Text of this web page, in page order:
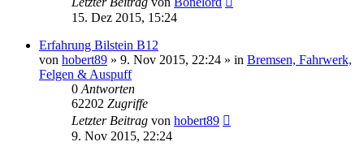
15. Dez 2015, 15:24
Erfahrung Bilstein B12
von hobert89 » 9. Nov 2015, 22:24 » in Bremsen, Fahrwerk,
Felgen & Auspuff
0 Antworten
62202 Zugriffe
Letzter Beitrag von hobert89
9. Nov 2015, 22:24